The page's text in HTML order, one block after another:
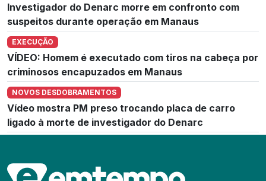
Investigador do Denarc morre em confronto com
suspeitos durante operação em Manaus
EXECUÇÃO
VÍDEO: Homem é executado com tiros na cabeça por
criminosos encapuzados em Manaus
NOVOS DESDOBRAMENTOS
Vídeo mostra PM preso trocando placa de carro
ligado à morte de investigador do Denarc